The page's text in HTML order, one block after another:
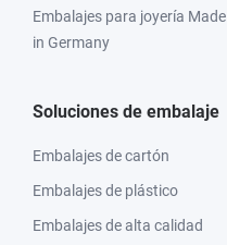
Embalajes para joyería Made
in Germany
Soluciones de embalaje
Embalajes de cartón
Embalajes de plástico
Embalajes de alta calidad